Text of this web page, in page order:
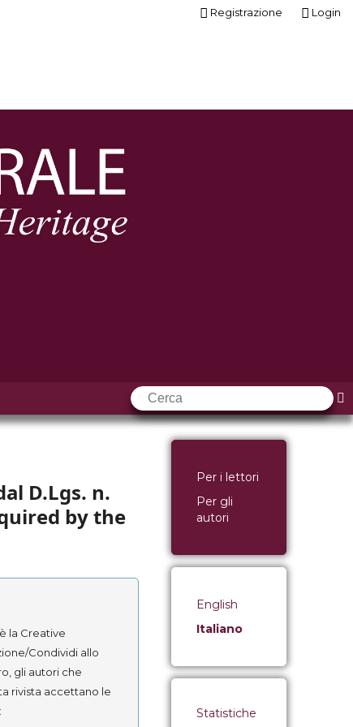
Registrazione Login
D.Lgs. n.
by the
la Creative
Condividi allo
gli autori che
rivista accettano le
Per i lettori
Per gli
autori
English
Italiano
Statistiche